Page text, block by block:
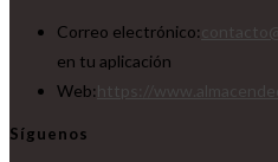
Correo electrónico:
en tu aplicación
Web:
Síguenos